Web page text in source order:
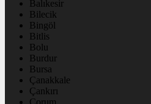
Balıkesir
Bilecik
Bingöl
Bitlis
Bolu
Burdur
Bursa
Çanakkale
Çankırı
Çorum